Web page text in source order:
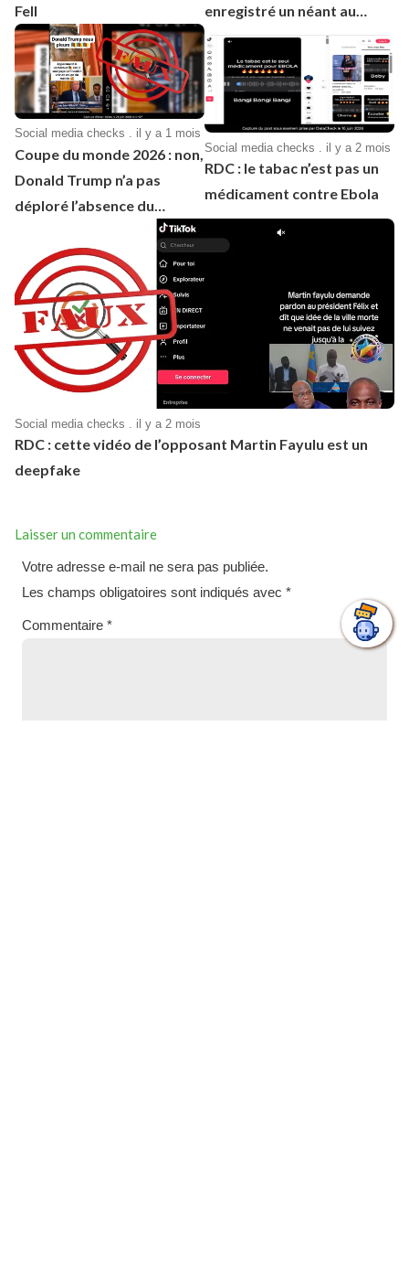
Fell
enregistré un néant au
BEPC 2026
Social media checks . il y a 1 mois
Coupe du monde 2026 : non,
Donald Trump n’a pas
déploré l’absence du
compétition de football
Social media checks . il y a 2 mois
RDC : le tabac n’est pas un
médicament contre Ebola
Social media checks . il y a 2 mois
RDC : cette vidéo de l’opposant Martin Fayulu est un
deepfake
Laisser un commentaire
Votre adresse e-mail ne sera pas publiée.
Les champs obligatoires sont indiqués avec *
Commentaire *